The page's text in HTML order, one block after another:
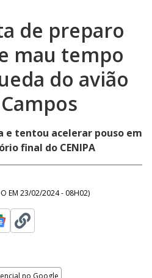
de preparo
mau tempo
do avião
tentou acelerar pouso em
final do CENIPA
EM 23/02/2024 - 08H02)
no Google